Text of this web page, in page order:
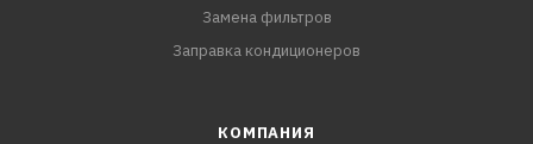
Замена фильтров
Заправка кондиционеров
КОМПАНИЯ